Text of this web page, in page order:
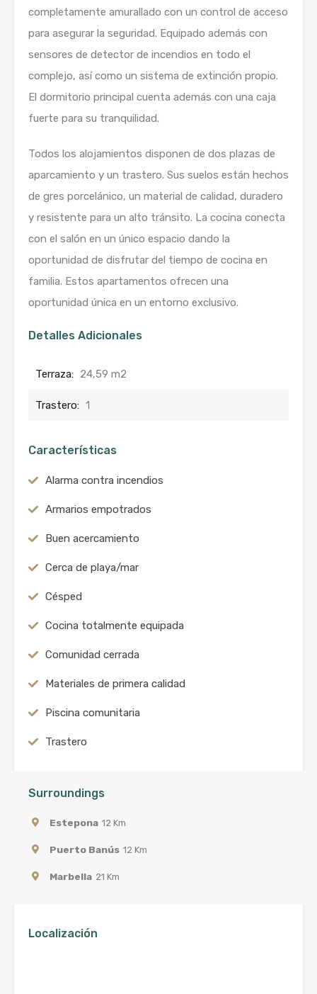
completamente amurallado con un control de acceso
para asegurar la seguridad. Equipado además con
sensores de detector de incendios en todo el
complejo, así como un sistema de extinción propio.
El dormitorio principal cuenta además con una caja
fuerte para su tranquilidad.
Todos los alojamientos disponen de dos plazas de
aparcamiento y un trastero. Sus suelos están hechos
de gres porcelánico, un material de calidad, duradero
y resistente para un alto tránsito. La cocina conecta
con el salón en un único espacio dando la
oportunidad de disfrutar del tiempo de cocina en
familia. Estos apartamentos ofrecen una
oportunidad única en un entorno exclusivo.
Detalles Adicionales
Terraza: 24,59 m2
Trastero: 1
Características
Alarma contra incendios
Armarios empotrados
Buen acercamiento
Cerca de playa/mar
Césped
Cocina totalmente equipada
Comunidad cerrada
Materiales de primera calidad
Piscina comunitaria
Trastero
Surroundings
Estepona 12 Km
Puerto Banús 12 Km
Marbella 21 Km
Localización